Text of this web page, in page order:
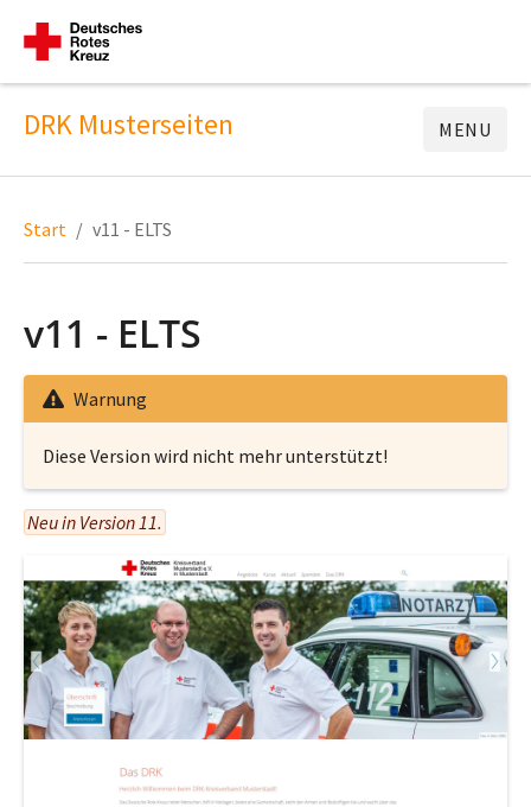
DRK Musterseiten MENU
Start v11 - ELTS
v11 - ELTS
Warnung
Diese Version wird nicht mehr unterstützt!
Neu in Version 11.